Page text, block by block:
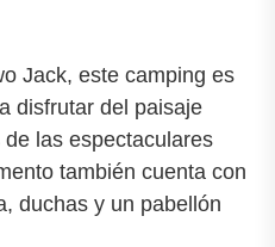
Jack, este camping es
disfrutar del paisaje
las espectaculares
también cuenta con
duchas y un pabellón